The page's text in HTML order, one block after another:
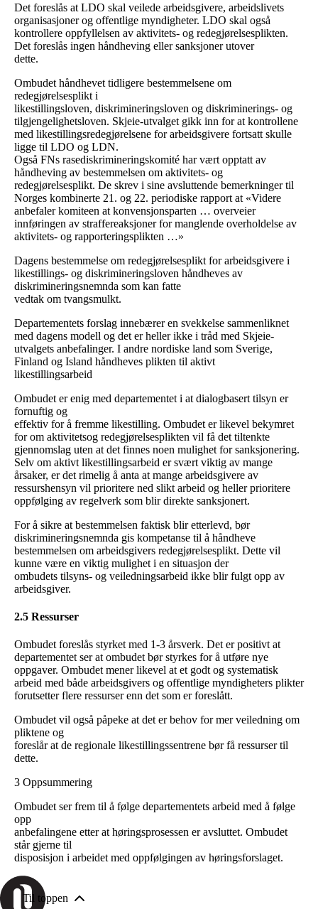
Det foreslås at LDO skal veilede arbeidsgivere, arbeidslivets
organisasjoner og offentlige myndigheter. LDO skal også
kontrollere oppfyllelsen av aktivitets- og redegjørelsesplikten.
Det foreslås ingen håndheving eller sanksjoner utover
dette.
Ombudet håndhevet tidligere bestemmelsene om
redegjørelsesplikt i
likestillingsloven, diskrimineringsloven og diskriminerings- og
tilgjengelighetsloven. Skjeie-utvalget gikk inn for at kontrollene
med likestillingsredegjørelsene for arbeidsgivere fortsatt skulle
ligge til LDO og LDN.
Også FNs rasediskrimineringskomité har vært opptatt av
håndheving av bestemmelsen om aktivitets- og
redegjørelsesplikt. De skrev i sine avsluttende bemerkninger til
Norges kombinerte 21. og 22. periodiske rapport at «Videre
anbefaler komiteen at konvensjonsparten … overveier
innføringen av straffereaksjoner for manglende overholdelse av
aktivitets- og rapporteringsplikten …»
Dagens bestemmelse om redegjørelsesplikt for arbeidsgivere i
likestillings- og diskrimineringsloven håndheves av
diskrimineringsnemnda som kan fatte
vedtak om tvangsmulkt.
Departementets forslag innebærer en svekkelse sammenliknet
med dagens modell og det er heller ikke i tråd med Skjeie-
utvalgets anbefalinger. I andre nordiske land som Sverige,
Finland og Island håndheves plikten til aktivt
likestillingsarbeid
Ombudet er enig med departementet i at dialogbasert tilsyn er
fornuftig og
effektiv for å fremme likestilling. Ombudet er likevel bekymret
for om aktivitetsog redegjørelsesplikten vil få det tiltenkte
gjennomslag uten at det finnes noen mulighet for sanksjonering.
Selv om aktivt likestillingsarbeid er svært viktig av mange
årsaker, er det rimelig å anta at mange arbeidsgivere av
ressurshensyn vil prioritere ned slikt arbeid og heller prioritere
oppfølging av regelverk som blir direkte sanksjonert.
For å sikre at bestemmelsen faktisk blir etterlevd, bør
diskrimineringsnemnda gis kompetanse til å håndheve
bestemmelsen om arbeidsgivers redegjørelsesplikt. Dette vil
kunne være en viktig mulighet i en situasjon der
ombudets tilsyns- og veiledningsarbeid ikke blir fulgt opp av
arbeidsgiver.
2.5 Ressurser
Ombudet foreslås styrket med 1-3 årsverk. Det er positivt at
departementet ser at ombudet bør styrkes for å utføre nye
oppgaver. Ombudet mener likevel at et godt og systematisk
arbeid med både arbeidsgivers og offentlige myndigheters plikter
forutsetter flere ressurser enn det som er foreslått.
Ombudet vil også påpeke at det er behov for mer veiledning om
pliktene og
foreslår at de regionale likestillingssentrene bør få ressurser til
dette.
3 Oppsummering
Ombudet ser frem til å følge departementets arbeid med å følge
opp
anbefalingene etter at høringsprosessen er avsluttet. Ombudet
står gjerne til
disposisjon i arbeidet med oppfølgingen av høringsforslaget.
Til toppen